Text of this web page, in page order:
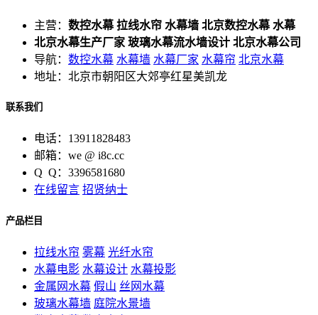
主营： 数控水幕 拉线水帘 水幕墙 北京数控水幕 水幕
北京水幕生产厂家 玻璃水幕流水墙设计 北京水幕公司
导航： 数控水幕 水幕墙 水幕厂家 水幕帘 北京水幕
地址：北京市朝阳区大郊亭红星美凯龙
联系我们
电话：13911828483
邮箱：we @ i8c.cc
Q Q：3396581680
在线留言 招贤纳士
产品栏目
拉线水帘 雾幕 光纤水帘
水幕电影 水幕设计 水幕投影
金属网水幕 假山 丝网水幕
玻璃水幕墙 庭院水景墙